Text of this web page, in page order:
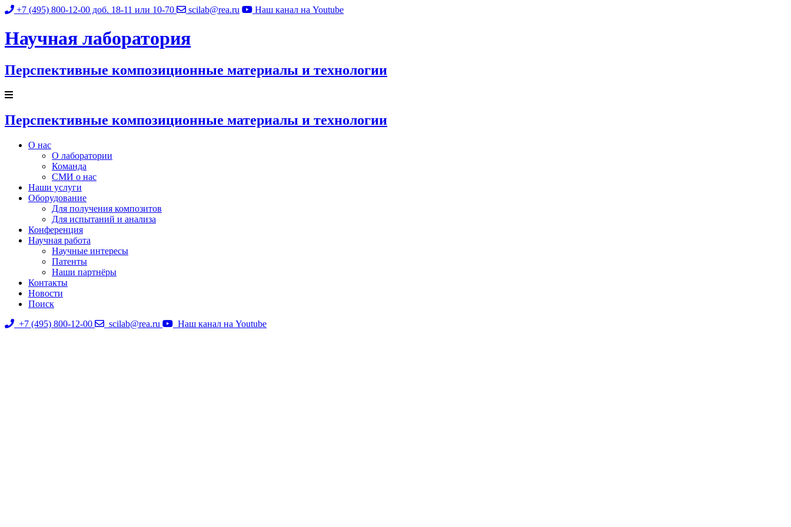
+7 (495) 800-12-00 доб. 18-11 или 10-70 scilab@rea.ru Наш канал на Youtube
Научная лаборатория
Перспективные композиционные материалы и технологии
Перспективные композиционные материалы и технологии
О нас
О лаборатории
Команда
СМИ о нас
Наши услуги
Оборудование
Для получения композитов
Для испытаний и анализа
Конференция
Научная работа
Научные интересы
Патенты
Наши партнёры
Контакты
Новости
Поиск
+7 (495) 800-12-00
scilab@rea.ru Наш канал на Youtube